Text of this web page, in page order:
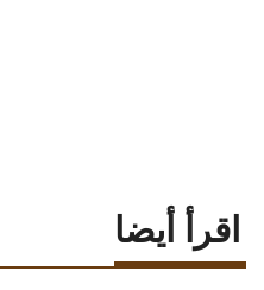
اقرأ أيضا